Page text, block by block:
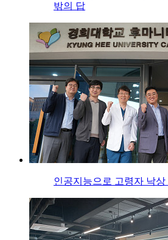
밖의 답
인공지능으로 고령자 낙